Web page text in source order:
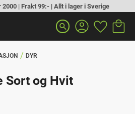
| Frakt 99:- | Allt i lager i Sverige
search
DYR
Sort og Hvit